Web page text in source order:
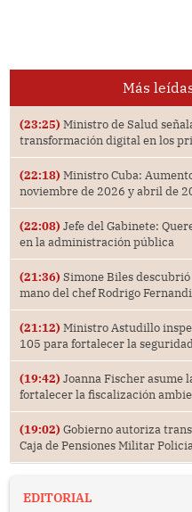
Más
(23:25) Ministro de Salud
transformación digital en los
(22:18) Ministro Cuba:
noviembre de 2026 y abril de
(22:08) Jefe del Gabinete:
en la administración pública
(21:36) Simone Biles
mano del chef Rodrigo
(21:12) Ministro Astudillo
105 para fortalecer la
(19:42) Joanna Fischer asume
fortalecer la fiscalización
(19:02) Gobierno autoriza
Caja de Pensiones Militar
EDITORIAL